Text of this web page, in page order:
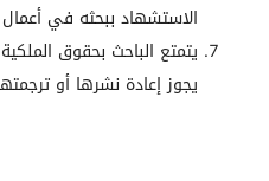
الاستشهاد ببحثه في
يتمتع الباحث بحقوق
يجوز إعادة نشرها أو